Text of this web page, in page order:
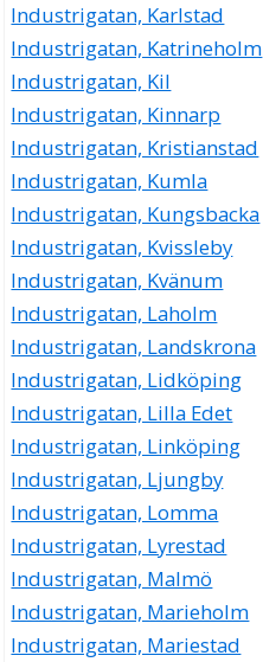
Industrigatan, Karlstad
Industrigatan, Katrineholm
Industrigatan, Kil
Industrigatan, Kinnarp
Industrigatan, Kristianstad
Industrigatan, Kumla
Industrigatan, Kungsbacka
Industrigatan, Kvissleby
Industrigatan, Kvänum
Industrigatan, Laholm
Industrigatan, Landskrona
Industrigatan, Lidköping
Industrigatan, Lilla Edet
Industrigatan, Linköping
Industrigatan, Ljungby
Industrigatan, Lomma
Industrigatan, Lyrestad
Industrigatan, Malmö
Industrigatan, Marieholm
Industrigatan, Mariestad